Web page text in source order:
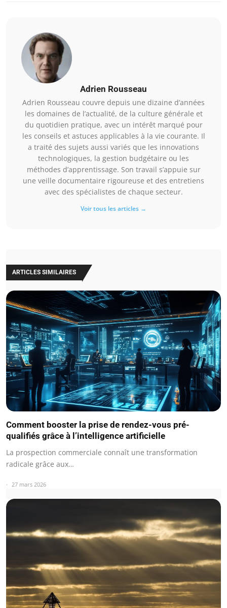
Adrien Rousseau
Adrien Rousseau couvre depuis une dizaine d’années
les domaines de l’actualité, de la culture générale et
du quotidien pratique, avec un intérêt marqué pour
les conseils et astuces applicables à la vie courante. Il
a traité des sujets aussi variés que les innovations
technologiques, la gestion budgétaire ou les
méthodes d’apprentissage. Son travail s’appuie sur
une veille documentaire rigoureuse et des entretiens
avec des spécialistes de chaque secteur.
Voir tous les articles →
ARTICLES SIMILAIRES
Comment booster la prise de rendez-vous pré-
qualifiés grâce à l’intelligence artificielle
La prospection commerciale connaît une transformation
radicale grâce aux…
27 mars 2026